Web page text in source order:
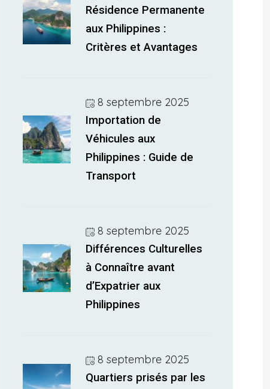
Résidence Permanente
aux Philippines :
Critères et Avantages
8 septembre 2025
Importation de
Véhicules aux
Philippines : Guide de
Transport
8 septembre 2025
Différences Culturelles
à Connaître avant
d’Expatrier aux
Philippines
8 septembre 2025
Quartiers prisés par les